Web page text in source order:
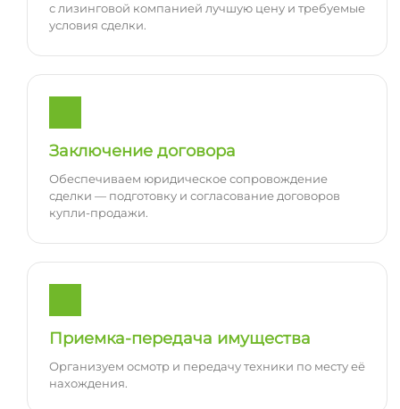
с лизинговой компанией лучшую цену и требуемые
условия сделки.
Заключение договора
Обеспечиваем юридическое сопровождение
сделки — подготовку и согласование договоров
купли-продажи.
Приемка-передача имущества
Организуем осмотр и передачу техники по месту её
нахождения.